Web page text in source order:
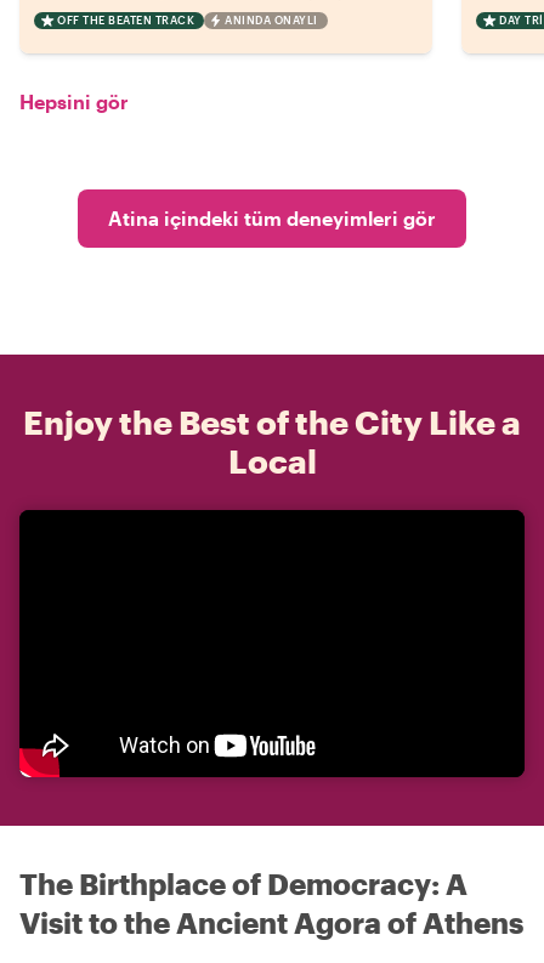
OFF THE BEATEN TRACK ANINDA ONAYLI DAY
Hepsini gör
Atina içindeki tüm deneyimleri gör
Enjoy the Best of the City Like a
Local
The Birthplace of Democracy: A
Visit to the Ancient Agora of Athens